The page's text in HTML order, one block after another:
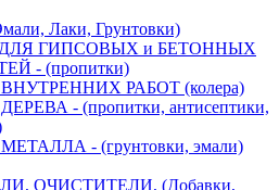
Лаки, Грунтовки)
ГИПСОВЫХ и БЕТОННЫХ
- (пропитки)
РАБОТ (колера)
- (пропитки, антисептики,
- (грунтовки, эмали)
ОЧИСТИТЕЛИ, (Добавки,